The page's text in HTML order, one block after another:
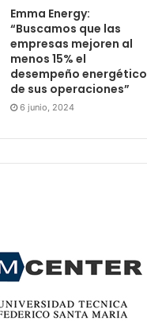
Emma Energy:
“Buscamos que las
empresas mejoren al
menos 15% el
desempeño energético
de sus operaciones”
6 junio, 2024